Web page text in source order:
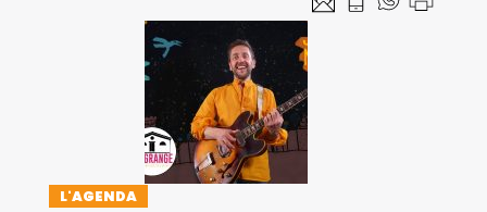
L'AGENDA